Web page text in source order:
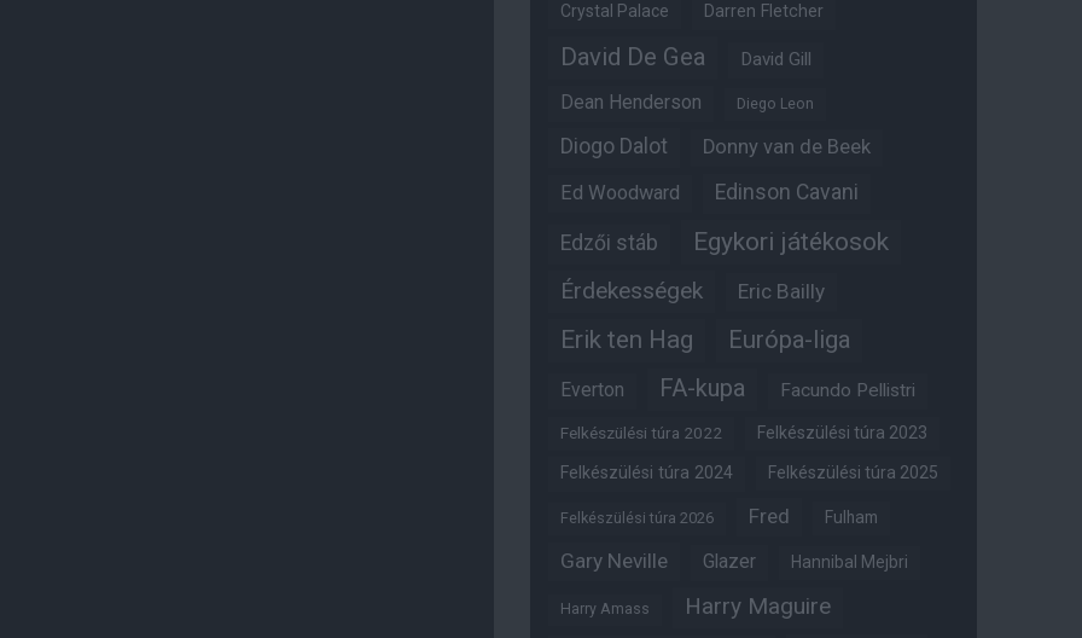
Crystal Palace Darren Fletcher
David De Gea David Gill
Dean Henderson Diego Leon
Diogo Dalot
Donny van de Beek
Ed Woodward
Edinson Cavani
Edzői stáb Egykori játékosok
Érdekességek Eric Bailly
Erik ten Hag Európa-liga
Everton FA-kupa Facundo Pellistri
Felkészülési túra 2022 Felkészülési túra 2023
Felkészülési túra 2024 Felkészülési túra 2025
Felkészülési túra 2026 Fred Fulham
Gary Neville Glazer Hannibal Mejbri
Harry Amass Harry Maguire